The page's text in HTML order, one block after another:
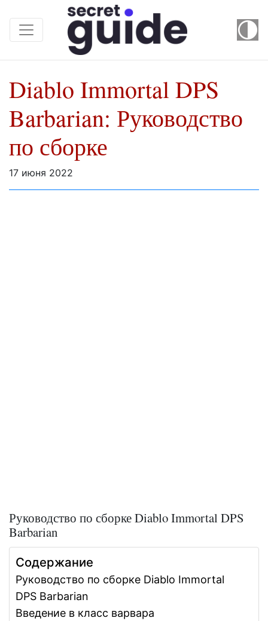
Diablo Immortal DPS
Barbarian: Руководство
по сборке
17 июня 2022
Руководство по сборке Diablo Immortal DPS
Barbarian
Содержание
Руководство по сборке Diablo Immortal
DPS Barbarian
Введение в класс варвара